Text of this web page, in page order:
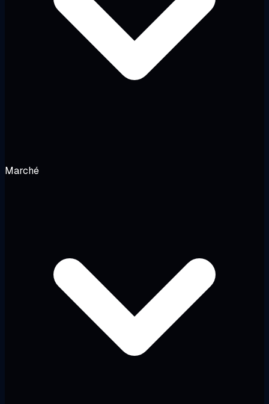
Marché